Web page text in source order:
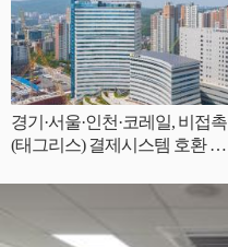
경기·서울·인천·코레일, 비접촉
(태그리스) 결제시스템 호환 논